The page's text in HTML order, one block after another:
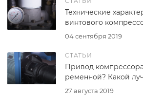
04 сентября 2019
Технические
винтового
СТАТЬИ
27 августа 2019
Привод
ременной? Какой